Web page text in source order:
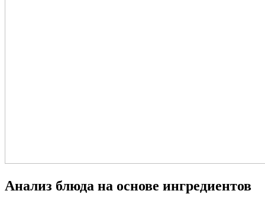
Анализ блюда на основе ингредиентов